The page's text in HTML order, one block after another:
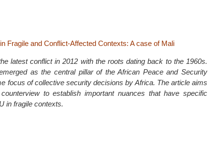
Fragile and Conflict-Affected Contexts: A case of Mali
latest conflict in 2012 with the roots dating back to the 1960s.
as the central pillar of the African Peace and Security
focus of collective security decisions by Africa. The article aims
to establish important nuances that have specific
in fragile contexts.